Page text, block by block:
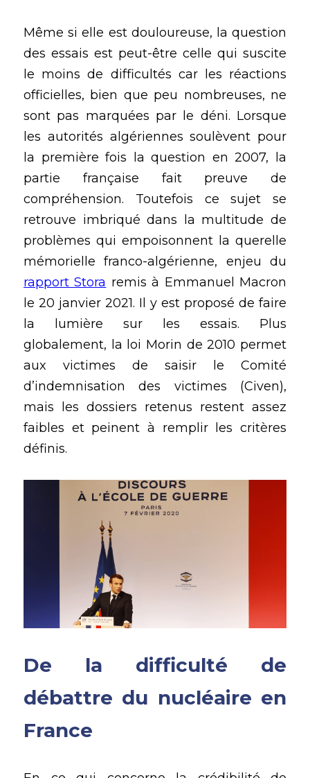
Même si elle est douloureuse, la question
des essais est peut-être celle qui suscite
le moins de difficultés car les réactions
officielles, bien que peu nombreuses, ne
sont pas marquées par le déni. Lorsque
les autorités algériennes soulèvent pour
la première fois la question en 2007, la
partie française fait preuve de
compréhension. Toutefois ce sujet se
retrouve imbriqué dans la multitude de
problèmes qui empoisonnent la querelle
rapport Stora remis à Emmanuel Macron
le 20 janvier 2021. Il y est proposé de faire
la lumière sur les essais. Plus
globalement, la loi Morin de 2010 permet
aux victimes de saisir le Comité
d’indemnisation des victimes (Civen),
mais les dossiers retenus restent assez
faibles et peinent à remplir les critères
définis.
De la difficulté de
débattre du nucléaire en
France